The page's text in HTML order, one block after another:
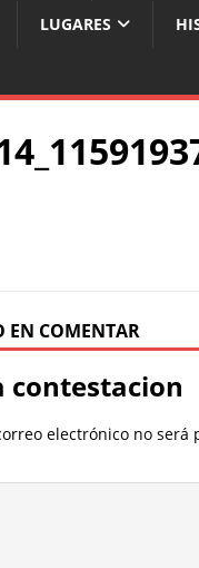
LUGARES
EN COMENTAR
contestacion
electrónico no será